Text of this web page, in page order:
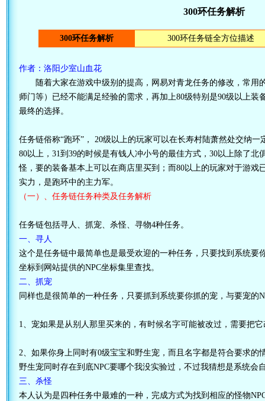
300环任务解析
300环任务解析 300环任务链全方位描述
作者：洛阳少室山血花
随着大家在游戏中级别的提高，网易对青龙任务的修改，常用
师门等）已经不能满足经验的需求，再加上80级特别是90级以上装
最终的选择。
任务链俗称“跑环”， 20级以上的玩家可以在长寿村陆萧然处交纳
80以上，31到39的时候是有钱人冲小号的最佳方式，30以上除了
怪，要的装备基本上可以在商店里买到；而80以上的玩家对于游戏
实力，是跑环中的主力军。
（一）、任务链任务种类及任务解析
任务链包括寻人、抓宠、杀怪、寻物4种任务。
一、寻人
这个是任务链中最简单也是最受欢迎的一种任务，只要找到系统要
坐标到网站提供的NPC坐标集里查找。
二、抓宠
同样也是很简单的一种任务，只要抓到系统要你抓的宠，与要宠的
1、宠如果是从别人那里买来的，有时候名字可能被改过，需要把
2、如果你身上同时有0级宝宝和野生宠，而且名字都是符合要求的
野生宠同时存在到底NPC要哪个我没实验过，不过我猜想是系统会
三、杀怪
本人认为是四种任务中最难的一种，完成方式为找到相应的怪物